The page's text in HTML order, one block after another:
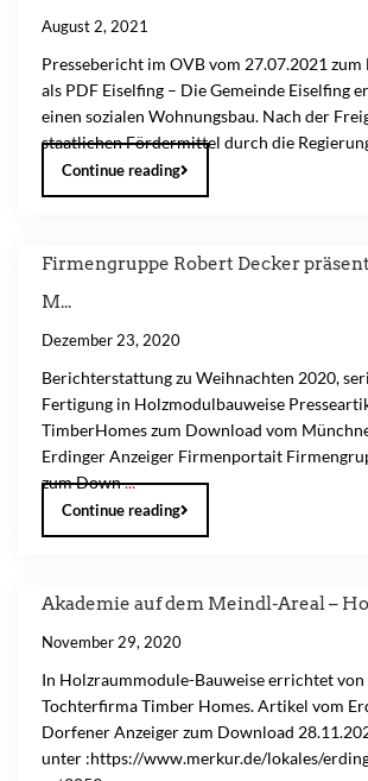
August 2, 2021
Pressebericht im OVB vom 27.07.2021
als PDF Eiselfing – Die Gemeinde Eiselfing
einen sozialen Wohnungsbau. Nach der
staatlichen Fördermittel durch die
Continue reading
Firmengruppe Robert Decker
M...
Dezember 23, 2020
Berichterstattung zu Weihnachten 2020,
Fertigung in Holzmodulbauweise
TimberHomes zum Download vom
Erdinger Anzeiger Firmenportait
zum Down...
Continue reading
Akademie auf dem Meindl-Areal –
November 29, 2020
In Holzraummodule-Bauweise errichtet von
Tochterfirma Timber Homes. Artikel vom
Dorfener Anzeiger zum Download
unter :https://www.merkur.de/lokales/